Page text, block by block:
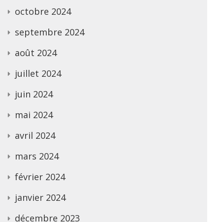
octobre 2024
septembre 2024
août 2024
juillet 2024
juin 2024
mai 2024
avril 2024
mars 2024
février 2024
janvier 2024
décembre 2023